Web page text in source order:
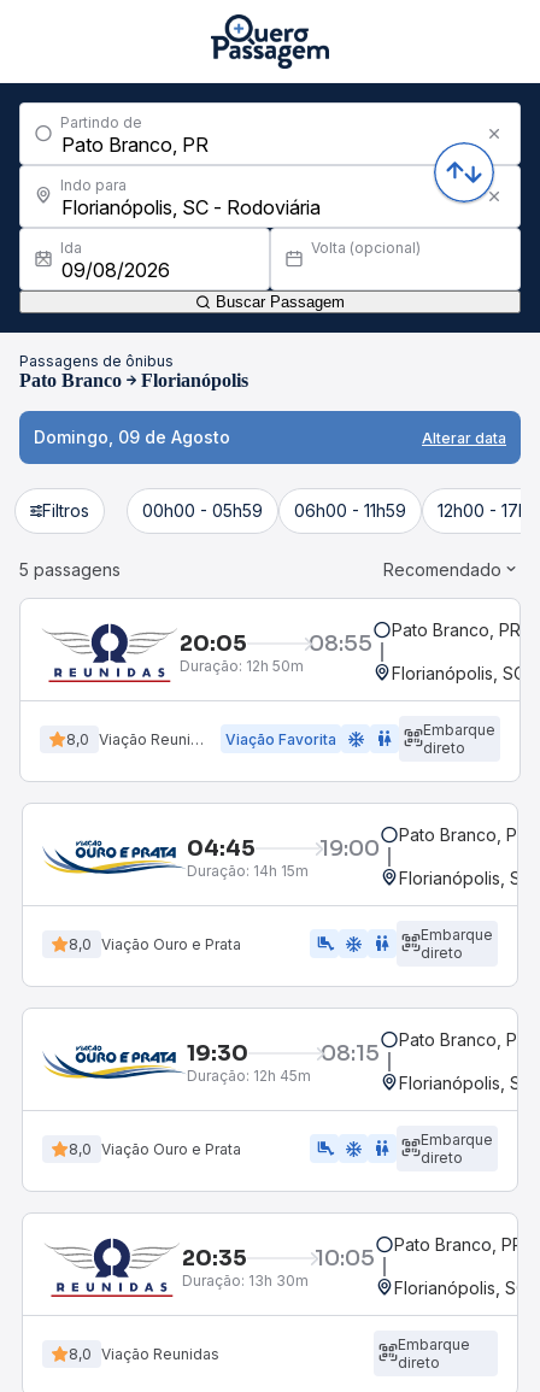
Partindo de
Indo para
Ida Volta (opcional)
Buscar Passagem
Passagens de ônibus
Pato Branco Florianópolis
Domingo, 09 de Agosto Alterar data
Filtros 00h00 - 05h59 06h00 - 11h59 12h00 -
5 passagens Recomendado
20:05 08:55
Duração: 12h 50m
Pato Branco, PR
Florianópolis, SC
8,0 Viação Reunidas Viação Favorita ac_unit wc
Embarque
direto
04:45 19:00
Duração: 14h 15m
Pato Branco, PR
Florianópolis, SC
8,0 Viação Ouro e Prata airline_seat_legroom_extra ac_unit WC
Embarque
direto
19:30 08:15
Duração: 12h 45m
Pato Branco, PR
Florianópolis, SC
8,0 Viação Ouro e Prata airline_seat_legroom_extra ac_unit WC
Embarque
direto
20:35 10:05
Duração: 13h 30m
Pato Branco, PR
Florianópolis, SC
8,0 Viação Reunidas
Embarque
direto